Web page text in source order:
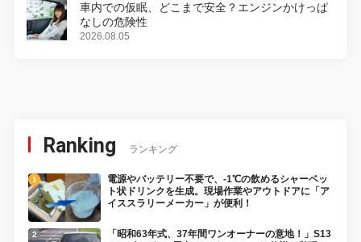
車内での仮眠、どこまで安全？エンジンかけっぱ
なしの危険性
2026.08.05
Ranking ランキング
電源やバッテリー不要で、-1℃の飲めるシャーベッ
ト状ドリンクを生成。現場作業やアウトドアに「ア
イススラリーメーカー」が便利！
「昭和63年式、37年間ワンオーナーの意地！」S13